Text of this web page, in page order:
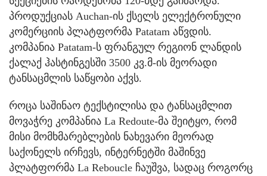
პროდუქციას Auchan-ის ქსელს ელექტრონული
კომერციის პლატფორმა Patatam აწვდის.
კომპანია Patatam-ს ფრანგულ რეგიონ ლანდის
ქალაქ ჰასტინგესში 3500 კვ.მ-ის მეორადი
ტანსაცმლის საწყობი აქვს.
როცა საშინაო ტექსტილისა და ტანსაცმლით
მოვაჭრე კომპანია La Redoute-მა შეიტყო, რომ
მისი მომხმარებლების ნახევარი მეორად
საქონელს ირჩევს, ინტერნეტში მაშინვე
პლატფორმა La Reboucle ჩაუშვა, სადაც როგორც